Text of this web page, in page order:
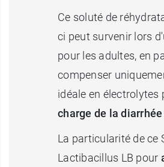
Ce soluté de
ci peut survenir lors
pour les adultes, en
compenser
idéale en électrolytes
charge de la
La particularité de ce
Lactibacillus LB pour